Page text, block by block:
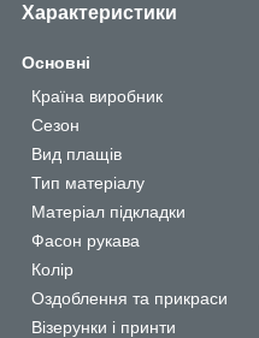
Характеристики
Основні
Країна виробник
Сезон
Вид плащів
Тип матеріалу
Матеріал підкладки
Фасон рукава
Колір
Оздоблення та прикраси
Візерунки і принти